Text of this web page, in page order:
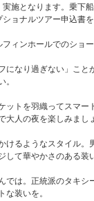
施となります。乗下
ョナルツアー申込書を
ィンホールでのショ
なり過ぎない」こと
。
トを羽織ってスマー
大人の夜を楽しみまし
るようなスタイル。
て華やかさのある装
は。正統派のタキシ
装いを。